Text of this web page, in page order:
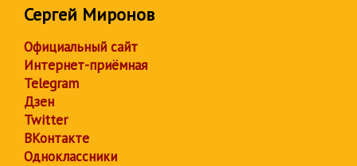
Сергей Миронов
Официальный сайт
Интернет-приёмная
Telegram
Дзен
Twitter
ВКонтакте
Одноклассники